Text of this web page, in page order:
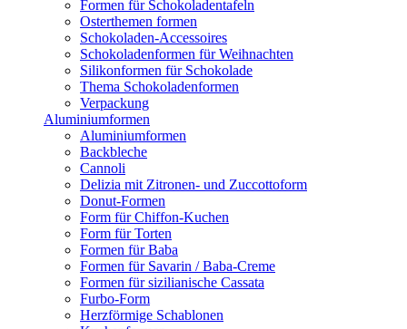
Formen für Schokoladentafeln
Osterthemen formen
Schokoladen-Accessoires
Schokoladenformen für Weihnachten
Silikonformen für Schokolade
Thema Schokoladenformen
Verpackung
Aluminiumformen
Aluminiumformen
Backbleche
Cannoli
Delizia mit Zitronen- und Zuccottoform
Donut-Formen
Form für Chiffon-Kuchen
Form für Torten
Formen für Baba
Formen für Savarin / Baba-Creme
Formen für sizilianische Cassata
Furbo-Form
Herzförmige Schablonen